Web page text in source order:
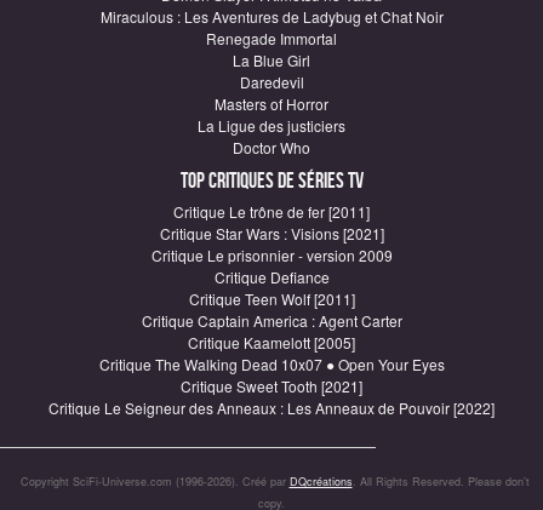
Miraculous : Les Aventures de Ladybug et Chat Noir
Renegade Immortal
La Blue Girl
Daredevil
Masters of Horror
La Ligue des justiciers
Doctor Who
Top critiques de Séries TV
Critique Le trône de fer [2011]
Critique Star Wars : Visions [2021]
Critique Le prisonnier - version 2009
Critique Defiance
Critique Teen Wolf [2011]
Critique Captain America : Agent Carter
Critique Kaamelott [2005]
Critique The Walking Dead 10x07 ● Open Your Eyes
Critique Sweet Tooth [2021]
Critique Le Seigneur des Anneaux : Les Anneaux de Pouvoir [2022]
Copyright SciFi-Universe.com (1996-2026). Créé par DQcréations . All Rights Reserved. Please don’t
copy.